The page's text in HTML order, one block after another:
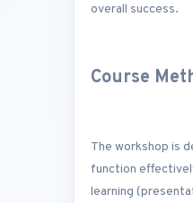
overall success.
Course
The workshop is
function
learning